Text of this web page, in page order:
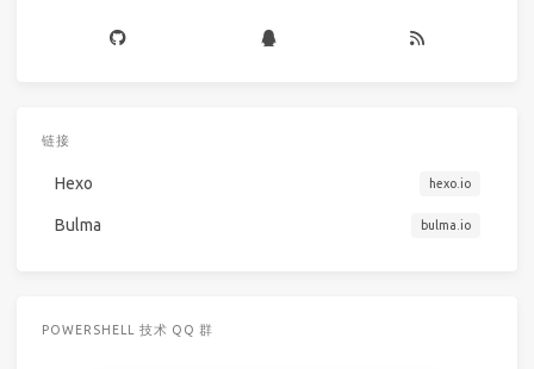
链接
Hexo hexo.io
Bulma bulma.io
POWERSHELL 技术 QQ 群